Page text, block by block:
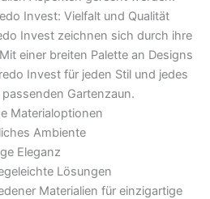
Invest: Vielfalt und Qualität
Invest zeichnen sich durch ihre
einer breiten Palette an Designs
Invest für jeden Stil und jedes
Gartenzaun.
Materialoptionen
Ambiente
Eleganz
Lösungen
Materialien für einzigartige